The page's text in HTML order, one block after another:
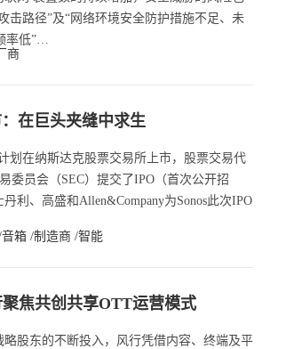
击路径”及“网络环境安全防护措施不足、未
率低”…
商
在巨头夹缝中求生
划在纳斯达克股票交易所上市，股票交易代
委员会（SEC）提交了IPO（首次公开招
利、高盛和Allen&Company为Sonos此次IPO
箱 /制造商 /智能
焦共创共享OTT运营模式
股东的不断投入，风行凭借内容、终端及平